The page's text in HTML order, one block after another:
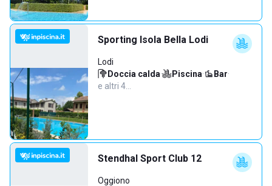
Sporting Isola Bella Lodi
Lodi
Doccia calda· Piscina· Bar·
e altri 4…
Stendhal Sport Club 12
Oggiono